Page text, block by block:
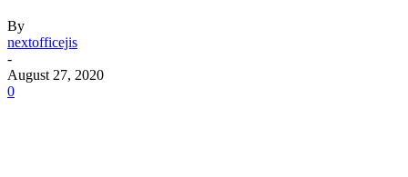
By
nextofficejis
-
August 27, 2020
0